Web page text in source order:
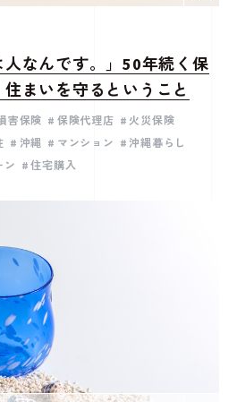
人なんです。」50年続く保
まいを守るということ
害保険 保険代理店
火災保険
沖縄 マンション
沖縄暮らし
ン 住宅購入